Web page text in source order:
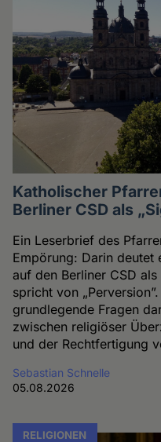
Katholischer
Berliner CSD als
Ein Leserbrief des
Empörung: Darin deutet
auf den Berliner CSD als
spricht von
grundlegende Fragen
zwischen religiöser
und der Rechtfertigung
Sebastian Schnelle
05.08.2026
RELIGIONEN